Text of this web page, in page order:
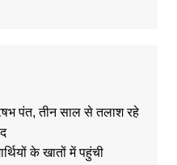
पंत, तीन साल से तलाश रहे
के खातों में पहुंची